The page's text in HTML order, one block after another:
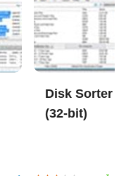
Disk Sorter
(32-bit)